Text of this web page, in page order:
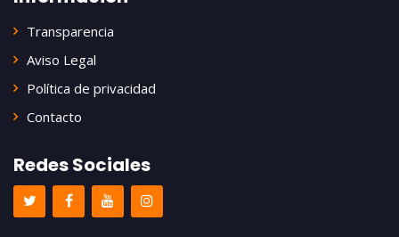
Transparencia
Aviso Legal
Política de privacidad
Contacto
Redes Sociales